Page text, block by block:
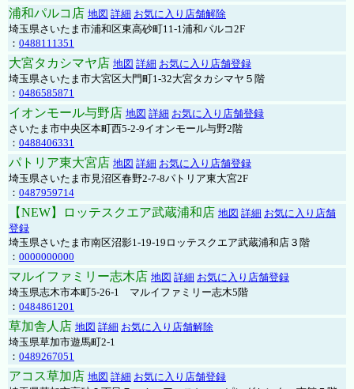
浦和パルコ店 地図 詳細 お気に入り店舗解除
埼玉県さいたま市浦和区東高砂町11-1浦和パルコ2F
： 0488111351
大宮タカシマヤ店 地図 詳細 お気に入り店舗登録
埼玉県さいたま市大宮区大門町1-32大宮タカシマヤ５階
： 0486585871
イオンモール与野店 地図 詳細 お気に入り店舗登録
さいたま市中央区本町西5-2-9イオンモール与野2階
： 0488406331
パトリア東大宮店 地図 詳細 お気に入り店舗登録
埼玉県さいたま市見沼区春野2-7-8パトリア東大宮2F
： 0487959714
【NEW】ロッテスクエア武蔵浦和店 地図 詳細 お気に入り店舗
登録
埼玉県さいたま市南区沼影1-19-19ロッテスクエア武蔵浦和店３階
： 0000000000
マルイファミリー志木店 地図 詳細 お気に入り店舗登録
埼玉県志木市本町5-26-1 マルイファミリー志木5階
： 0484861201
草加舎人店 地図 詳細 お気に入り店舗解除
埼玉県草加市遊馬町2-1
： 0489267051
アコス草加店 地図 詳細 お気に入り店舗登録